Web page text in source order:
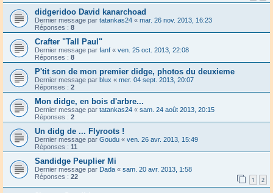
didgeridoo David kanarchoad
Dernier message par tatankas24 « mar. 26 nov. 2013, 16:23
Réponses : 8
Crafter "Tall Paul"
Dernier message par fanf « ven. 25 oct. 2013, 22:08
Réponses : 8
P'tit son de mon premier didge, photos du deuxieme
Dernier message par blux « mer. 04 sept. 2013, 20:07
Réponses : 2
Mon didge, en bois d'arbre...
Dernier message par tatankas24 « sam. 24 août 2013, 20:15
Réponses : 2
Un didg de ... Flyroots !
Dernier message par Goudu « ven. 26 avr. 2013, 15:49
Réponses : 11
Sandidge Peuplier Mi
Dernier message par Dada « sam. 20 avr. 2013, 1:58
Réponses : 22 1 2